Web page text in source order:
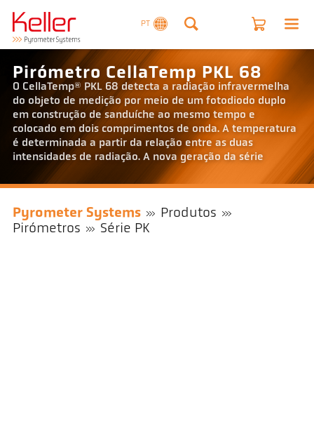
PT
Pirómetro CellaTemp PKL 68
O CellaTemp® PKL 68 detecta a radiação infravermelha
do objeto de medição por meio de um fotodiodo duplo
em construção de sanduíche ao mesmo tempo e
colocado em dois comprimentos de onda. A temperatura
é determinada a partir da relação entre as duas
intensidades de radiação. A nova geração da série
Pyrometer Systems
Produtos
Pirómetros
Série PK